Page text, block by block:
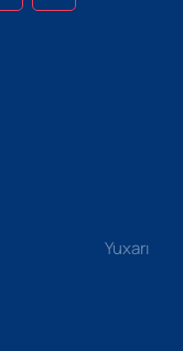
Yuxarı